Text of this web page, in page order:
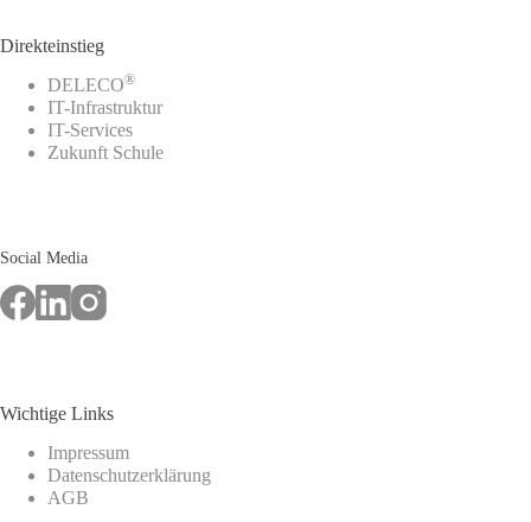
Direkteinstieg
DELECO®
IT-Infrastruktur
IT-Services
Zukunft Schule
Social Media
Wichtige Links
Impressum
Datenschutzerklärung
AGB